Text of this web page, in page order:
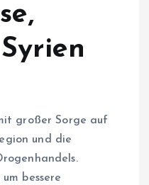
großer Sorge auf
und die
bessere